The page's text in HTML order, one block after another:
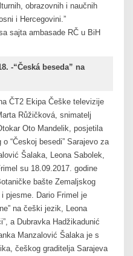
obrazovnih i naučnih
i Hercegovini.”
sajta ambasade RČ u BiH
-“Česká beseda” na
ČT2 Ekipa Češke televizije
Růžičková, snimatelj
Oto Mandelik, posjetila
“Českoj besedi” Sarajevo za
Šalaka, Leona Sabolek,
su 18.09.2017. godine
bašte Zemaljskog
pjesme. Dario Frimel je
na češki jezik, Leona
a Dubravka Hadžikadunić
Manzalović Šalaka je s
češkog graditelja Sarajeva